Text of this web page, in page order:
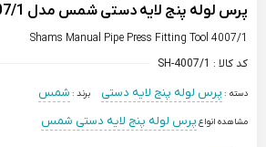
پرس لوله پنج لایه دستی شمس مدل 4007/1
Shams Manual Pipe Press Fitting Tool 4007/1
کد کالا : SH-4007/1
دسته : پرس لوله پنج لایه دستی برند : شمس
مشاهده انواع پرس لوله پنج لایه دستی شمس